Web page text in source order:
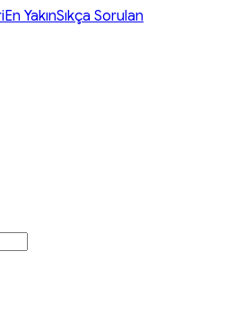
En YakınSıkça Sorulan